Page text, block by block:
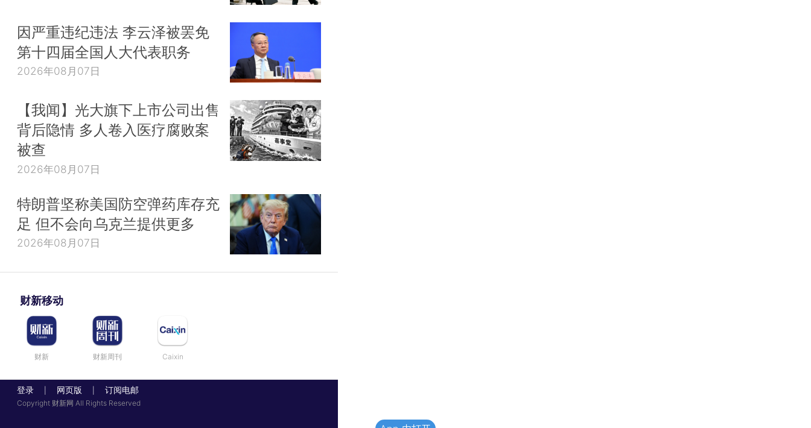
因严重违纪违法 李云泽被罢免
第十四届全国人大代表职务
2026年08月07日
【我闻】光大旗下上市公司出售
背后隐情 多人卷入医疗腐败案
被查
2026年08月07日
特朗普坚称美国防空弹药库存充
足 但不会向乌克兰提供更多
2026年08月07日
财新移动
财新 财新周刊 Caixin
登录 网页版 订阅电邮
Copyright 财新网 All Rights Reserved